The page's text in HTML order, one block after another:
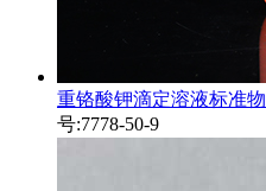
重铬酸钾滴定溶液标准
号:7778-50-9